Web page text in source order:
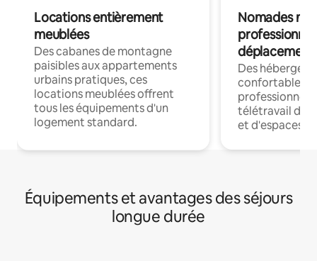
Locations entièrement
meublées
Des cabanes de montagne
paisibles aux appartements
urbains pratiques, ces
locations meublées offrent
tous les équipements d'un
logement standard.
Nomades
déplacement
Des
confortables
professionnels
télétravail
et d'espaces
Équipements et avantages des séjours
longue durée